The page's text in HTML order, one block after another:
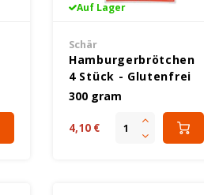
Auf Lager
Schär
Hamburgerbrötchen
4 Stück - Glutenfrei
300 gram
4,10 €